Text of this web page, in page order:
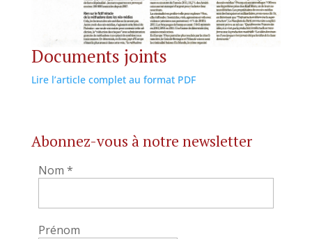
Documents joints
Lire l’article complet au format PDF
Abonnez-vous à notre newsletter
Nom *
Prénom